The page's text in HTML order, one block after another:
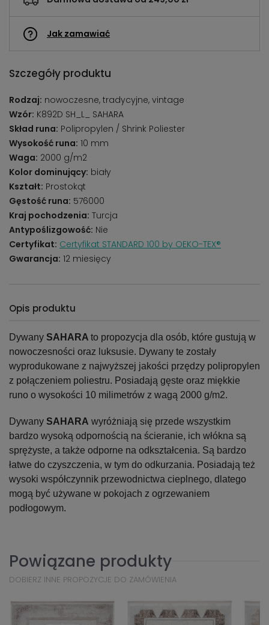
Jak zamawiać
Szczegóły produktu
Rodzaj: nowoczesne, tradycyjne, vintage
Wzór: K892D SH_L_ SAHARA
Skład runa: Polipropylen / Shrink Poliester
Wysokość runa: 10 mm
Waga: 2000 g/m2
Kolor dominujący: biały
Kształt: Prostokąt
Gęstość runa: 576000
Kraj pochodzenia: Turcja
Antypoślizgowość: Nie
Certyfikat: Certyfikat STANDARD 100 by OEKO-TEX®
Gwarancja: 12 miesięcy
Opis produktu
Dywany SAHARA to propozycja dla osób, które gustują w
nowoczesności oraz luksusie. Dywany te zostały
wyprodukowane z najwyższej jakości przędzy polipropylen
z połączeniem poliestru. Posiadają gęste oraz miękkie
runo o wysokości 10 milimetrów z wagą 2000 g/m2.
Dywany SAHARA wyróżniają się przede wszystkim
bardzo wysoką odpornością na ścieranie, ich włókna są
sprężyste, a także odporne na odkształcenia. Są bardzo
łatwe do czyszczenia, w tym do odkurzania. Posiadają też
wysoki współczynnik przewodnictwa cieplnego, dlatego
mogą być używane w pokojach z ogrzewaniem
podłogowym.
Powiązane produkty
DOBIERZ INNE PROPOZYCJE DO ZAMÓWIENIA